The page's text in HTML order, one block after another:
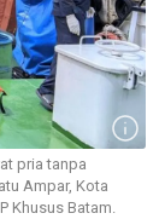
pria tanpa
Ampar, Kota
Khusus Batam.